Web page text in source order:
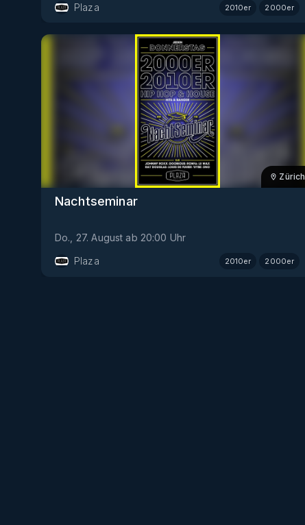
Plaza
2010er 2000er
Zürich
Nachtseminar
Do., 27. August ab 20:00 Uhr
Plaza
2010er 2000er